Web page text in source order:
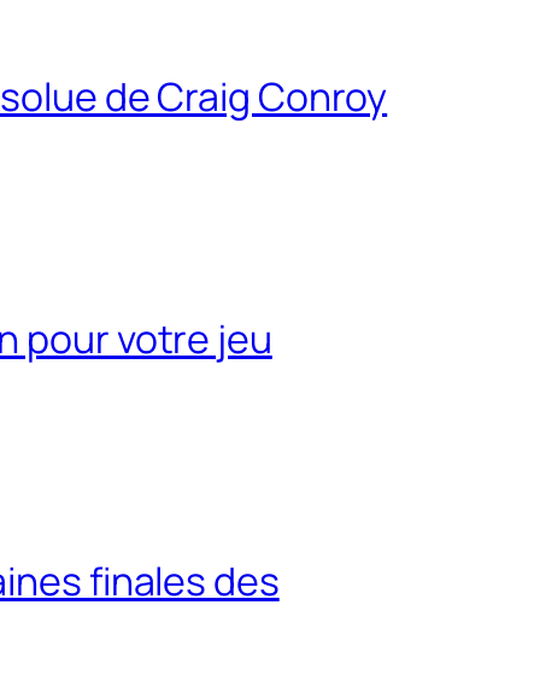
de Craig Conroy
pour votre jeu
finales des